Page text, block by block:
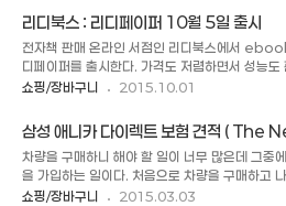
리디북스 : 리디페이퍼 10월 5일 출시
전자책 판매 온라인 서점인 리디북스에서
디페이퍼를 출시한다. 가격도 저렴하면서 성능도
에 이번에 구매를 하려고 한다. 일반 버전이랑 라
버전은 14.9만원 라이트 버전은 8.9만원 이다. 두
차이는 6만원인데 라이트 버전이 가격대비 성능
로 판단된다. http://paper.ridibooks.com 6
작을 것 같기도 하지만 ebook 이라는 것이 페이
해져 있는 것이 아니기 때문에 큰 문제는 없어 보
쇼핑/장바구니 2015.10.01
삼성 애니카 다이렉트 보험 견적 ( The
Avante 2015년 형 신차 )
차량을 구매하니 해야 할 일이 너무 많은데 그중
을 가입하는 일이다. 처음으로 차량을 구매하고
입해야 하는데 어떤 보험을 가입해야 할지 몰라서
쇼핑/장바구니 2015.03.03